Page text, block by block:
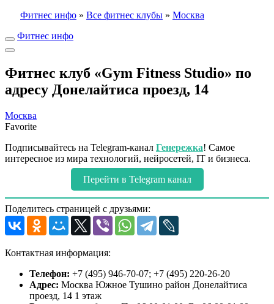
Фитнес инфо » Все фитнес клубы » Москва
Фитнес инфо
Фитнес клуб «Gym Fitness Studio» по
адресу Донелайтиса проезд, 14
Москва
Favorite
Подписывайтесь на Telegram-канал Генережка! Самое
интересное из мира технологий, нейросетей, IT и бизнеса.
Перейти в Telegram канал
Поделитесь страницей с друзьями:
Контактная информация:
Телефон: +7 (495) 946-70-07; +7 (495) 220-26-20
Адрес: Москва Южное Тушино район Донелайтиса
проезд, 14 1 этаж